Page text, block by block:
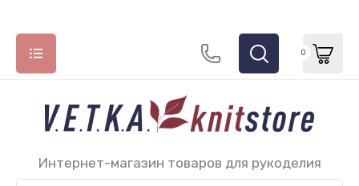
Интернет-магазин товаров для рукоделия
0